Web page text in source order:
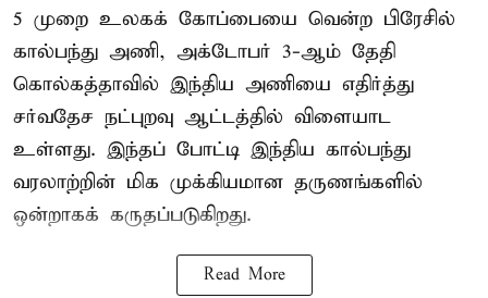
5 முறை உலகக் கோப்பையை வென்ற பிரேசில்
கால்பந்து அணி, அக்டோபர் 3-ஆம் தேதி
கொல்கத்தாவில் இந்திய அணியை எதிர்த்து
சர்வதேச நட்புறவு ஆட்டத்தில் விளையாட
உள்ளது. இந்தப் போட்டி இந்திய கால்பந்து
வரலாற்றின் மிக முக்கியமான தருணங்களில்
ஒன்றாகக் கருதப்படுகிறது.
Read More